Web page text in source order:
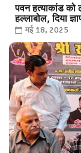
पवन हत्याकांड को
हल्लाबोल, दिया
मई 18, 2025